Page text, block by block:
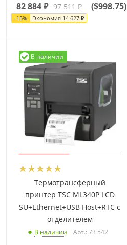
82 884₽ 97 511₽
-15% Экономия 14 627 ₽
($998.75)
В наличии
Термотрансферный
принтер TSC ML340P LCD
SU+Ethernet+USB Host+RTC с
отделителем
В наличии Арт.: 73 542